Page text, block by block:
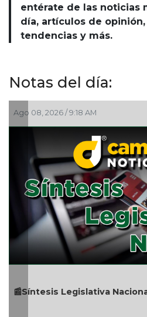
entérate de las noticias
día, artículos de
tendencias y más.
Notas del día:
AM
Nacional 08/08/2026